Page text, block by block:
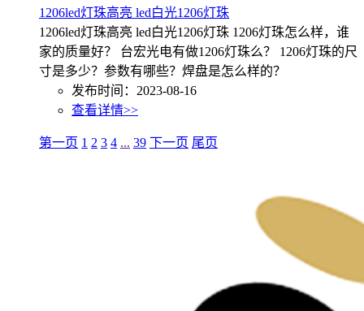
1206led灯珠高亮 led白光1206灯珠
1206led灯珠高亮 led白光1206灯珠 1206灯珠怎么样，谁
家的质量好？ 台宏光电有做1206灯珠么？ 1206灯珠的尺
寸是多少？参数有哪些？焊盘是怎么样的？
发布时间：2023-08-16
查看详情>>
第一页 1 2 3 4 ... 39 下一页 尾页